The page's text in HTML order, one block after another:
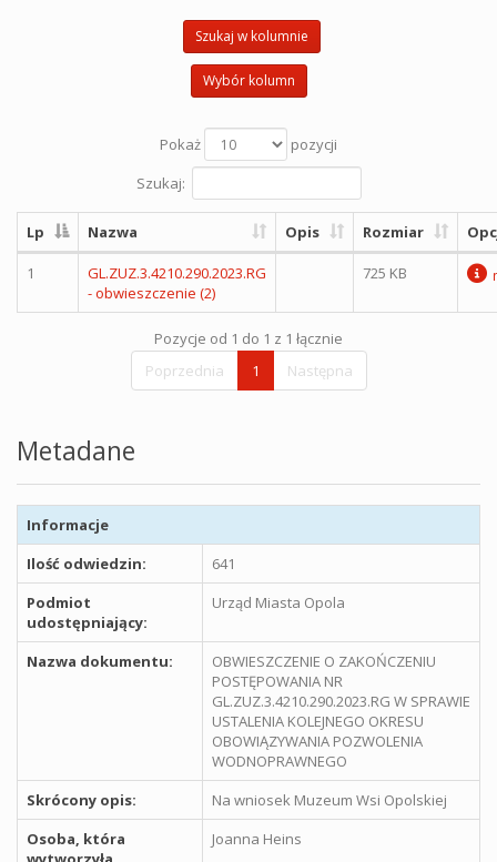
Szukaj w kolumnie
Wybór kolumn
Pokaż
pozycji
Szukaj:
Lp Nazwa Opis Rozmiar
1
GL.ZUZ.3.4210.290.2023.RG
- obwieszczenie (2)
725 KB
Pozycje od 1 do 1 z 1 łącznie
Poprzednia
1 Następna
Metadane
Informacje
Ilość odwiedzin:
641
Podmiot
udostępniający:
Urząd Miasta Opola
Nazwa dokumentu:
OBWIESZCZENIE O ZAKOŃCZENIU
POSTĘPOWANIA NR
GL.ZUZ.3.4210.290.2023.RG W SPRAWIE
USTALENIA KOLEJNEGO OKRESU
OBOWIĄZYWANIA POZWOLENIA
WODNOPRAWNEGO
Skrócony opis:
Na wniosek Muzeum Wsi Opolskiej
Osoba, która
Joanna Heins